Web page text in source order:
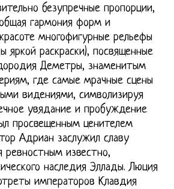
безупречные пропорции,
гармония форм и
многофигурные рельефы
яркой раскраски), посвященные
Деметры, знаменитым
где самые мрачные сцены
видениями, символизируя
увядание и пробуждение
просвещенным ценителем
Адриан заслужил славу
ревностным известно,
наследия Эллады. Люция
императоров Клавдия